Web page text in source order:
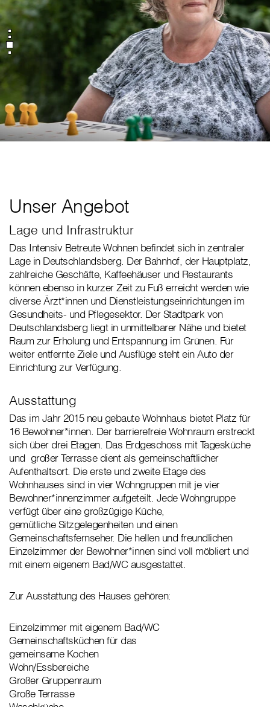
Unser Angebot
Lage und Infrastruktur
Das Intensiv Betreute Wohnen befindet sich in zentraler
Lage in Deutschlandsberg. Der Bahnhof, der Hauptplatz,
zahlreiche Geschäfte, Kaffeehäuser und Restaurants
können ebenso in kurzer Zeit zu Fuß erreicht werden wie
diverse Ärzt*innen und Dienstleistungseinrichtungen im
Gesundheits- und Pflegesektor. Der Stadtpark von
Deutschlandsberg liegt in unmittelbarer Nähe und bietet
Raum zur Erholung und Entspannung im Grünen. Für
weiter entfernte Ziele und Ausflüge steht ein Auto der
Einrichtung zur Verfügung.
Ausstattung
Das im Jahr 2015 neu gebaute Wohnhaus bietet Platz für
16 Bewohner*innen. Der barrierefreie Wohnraum erstreckt
sich über drei Etagen. Das Erdgeschoss mit Tagesküche
und großer Terrasse dient als gemeinschaftlicher
Aufenthaltsort. Die erste und zweite Etage des
Wohnhauses sind in vier Wohngruppen mit je vier
Bewohner*innenzimmer aufgeteilt. Jede Wohngruppe
verfügt über eine großzügige Küche,
gemütliche Sitzgelegenheiten und einen
Gemeinschaftsfernseher. Die hellen und freundlichen
Einzelzimmer der Bewohner*innen sind voll möbliert und
mit einem eigenem Bad/WC ausgestattet.
Zur Ausstattung des Hauses gehören:
Einzelzimmer mit eigenem Bad/WC
Gemeinschaftsküchen für das
gemeinsame Kochen
Wohn/Essbereiche
Großer Gruppenraum
Große Terrasse